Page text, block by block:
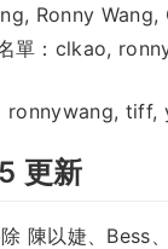
Ronny Wang,
單：clkao,
ronnywang, tiff,
更新
陳以婕、Bess